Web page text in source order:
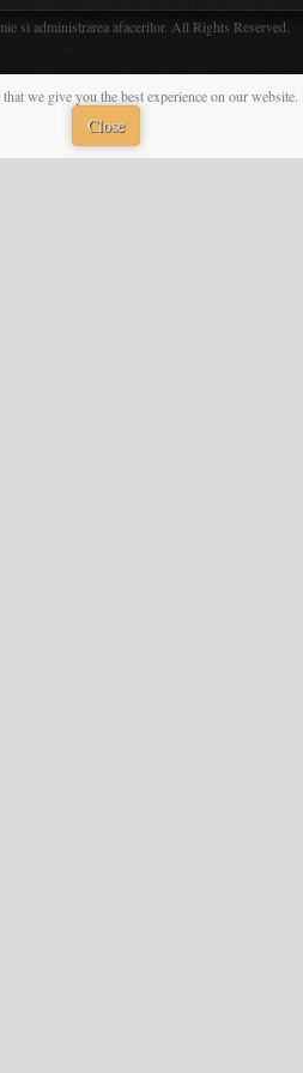
si administrarea afacerilor. All Rights Reserved.
that we give you the best experience on our
Close